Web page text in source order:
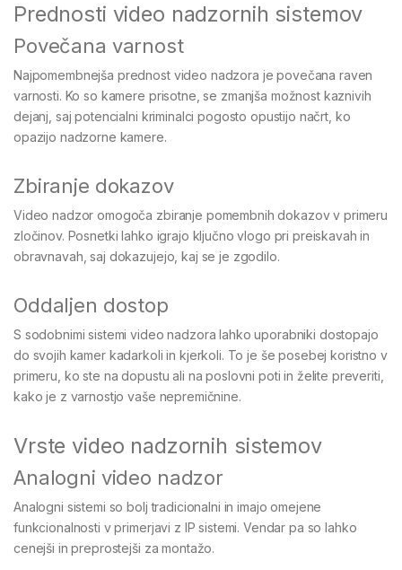
Prednosti video nadzornih sistemov
Povečana varnost
Najpomembnejša prednost video nadzora je povečana raven
varnosti. Ko so kamere prisotne, se zmanjša možnost kaznivih
dejanj, saj potencialni kriminalci pogosto opustijo načrt, ko
opazijo nadzorne kamere.
Zbiranje dokazov
Video nadzor omogoča zbiranje pomembnih dokazov v primeru
zločinov. Posnetki lahko igrajo ključno vlogo pri preiskavah in
obravnavah, saj dokazujejo, kaj se je zgodilo.
Oddaljen dostop
S sodobnimi sistemi video nadzora lahko uporabniki dostopajo
do svojih kamer kadarkoli in kjerkoli. To je še posebej koristno v
primeru, ko ste na dopustu ali na poslovni poti in želite preveriti,
kako je z varnostjo vaše nepremičnine.
Vrste video nadzornih sistemov
Analogni video nadzor
Analogni sistemi so bolj tradicionalni in imajo omejene
funkcionalnosti v primerjavi z IP sistemi. Vendar pa so lahko
cenejši in preprostejši za montažo.